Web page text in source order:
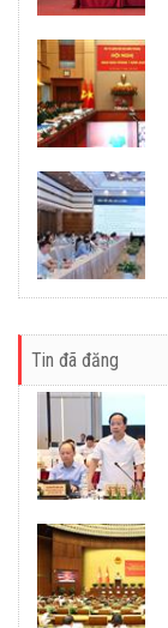
Tin đã đăng